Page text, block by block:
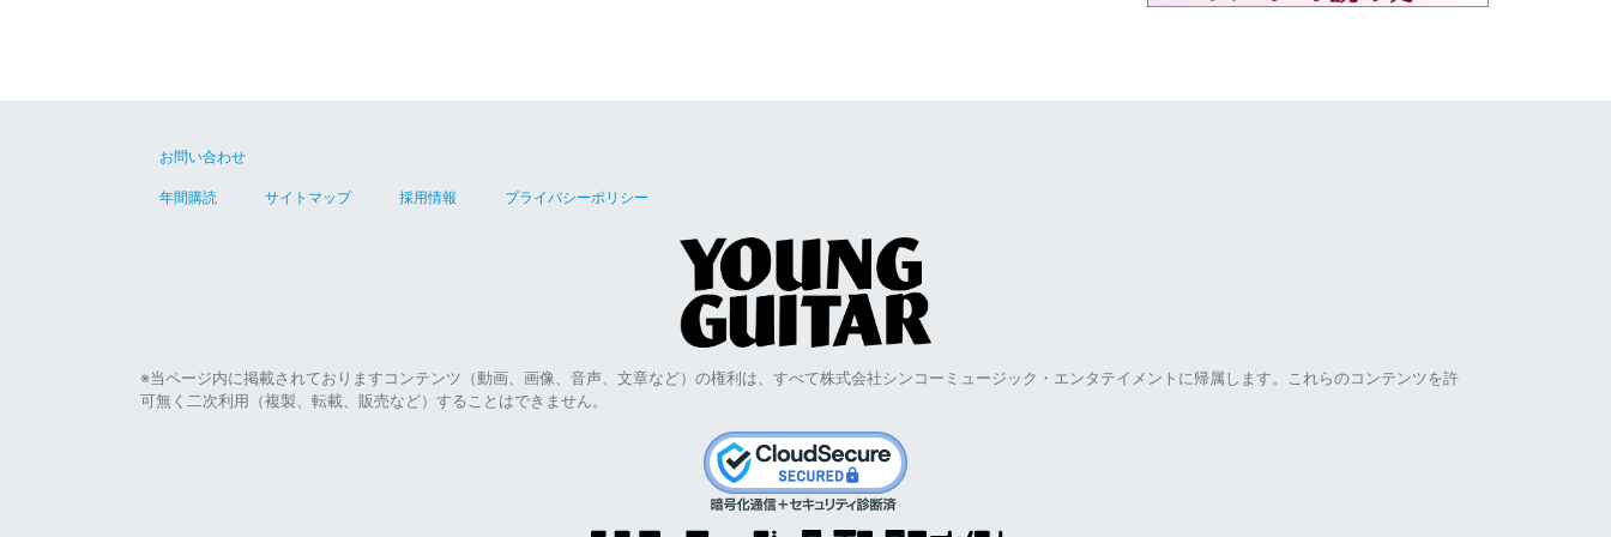
お問い合わせ
年間購読 サイトマップ 採用情報 プライバシーポリシー
※当ページ内に掲載されておりますコンテンツ（動画、画像、音声、文章など）の権利は、すべて株式会社シンコーミュージック・エンタテイメントに帰属します。これらのコンテンツを許
可無く二次利用（複製、転載、販売など）することはできません。